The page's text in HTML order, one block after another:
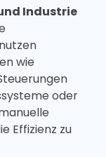
Industrie
wie
oder
Effizienz zu